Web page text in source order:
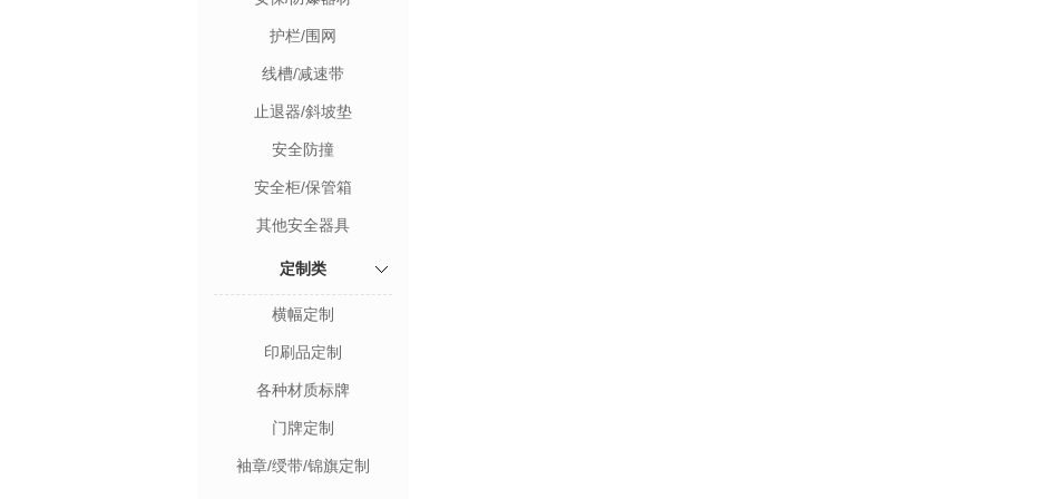
护栏/围网
线槽/减速带
止退器/斜坡垫
安全防撞
安全柜/保管箱
其他安全器具
定制类
横幅定制
印刷品定制
各种材质标牌
门牌定制
袖章/绶带/锦旗定制